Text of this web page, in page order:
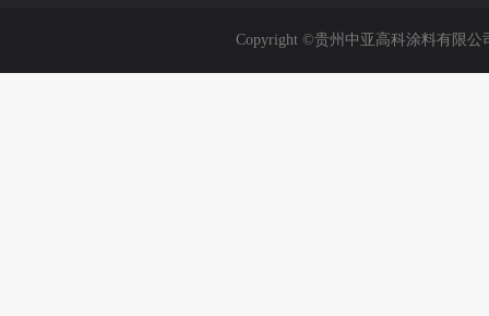
Copyright ©贵州中亚高科涂料有限公